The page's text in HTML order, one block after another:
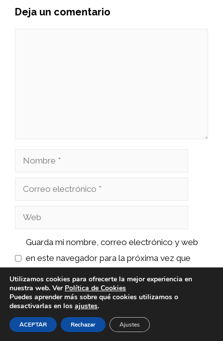
Deja un comentario
Nombre
Correo
Web
Guarda mi nombre, correo electrónico y web
en este navegador para la próxima vez que
comente.
Utilizamos cookies para ofrecerte la mejor experiencia en
nuestra web. Ver Política de Cookies
Puedes aprender más sobre qué cookies utilizamos o
desactivarlas en los ajustes.
ACEPTAR Rechazar Ajustes